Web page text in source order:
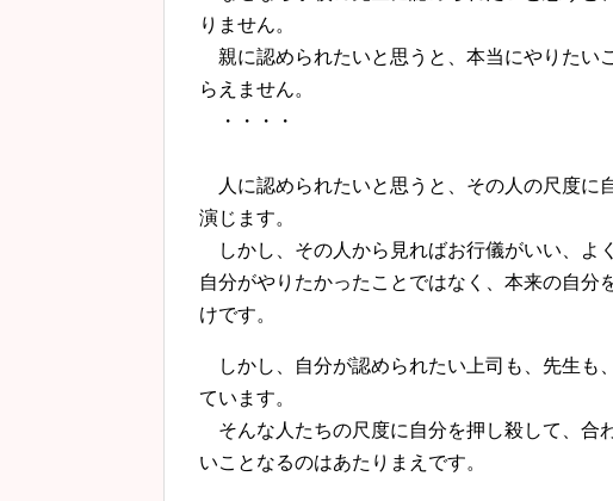
りません。
親に認められたいと思うと、本当にやりたい
らえません。
・・・・
人に認められたいと思うと、その人の尺度に
演じます。
しかし、その人から見ればお行儀がいい、よ
自分がやりたかったことではなく、本来の自
けです。
しかし、自分が認められたい上司も、先生も
ています。
そんな人たちの尺度に自分を押し殺して、合
いことなるのはあたりまえです。